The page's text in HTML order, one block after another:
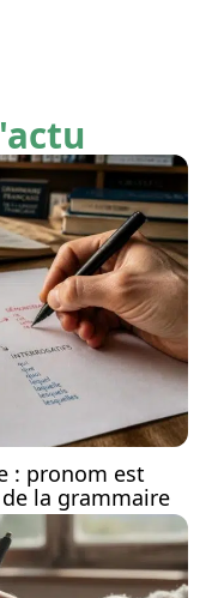
: pronom est
la grammaire